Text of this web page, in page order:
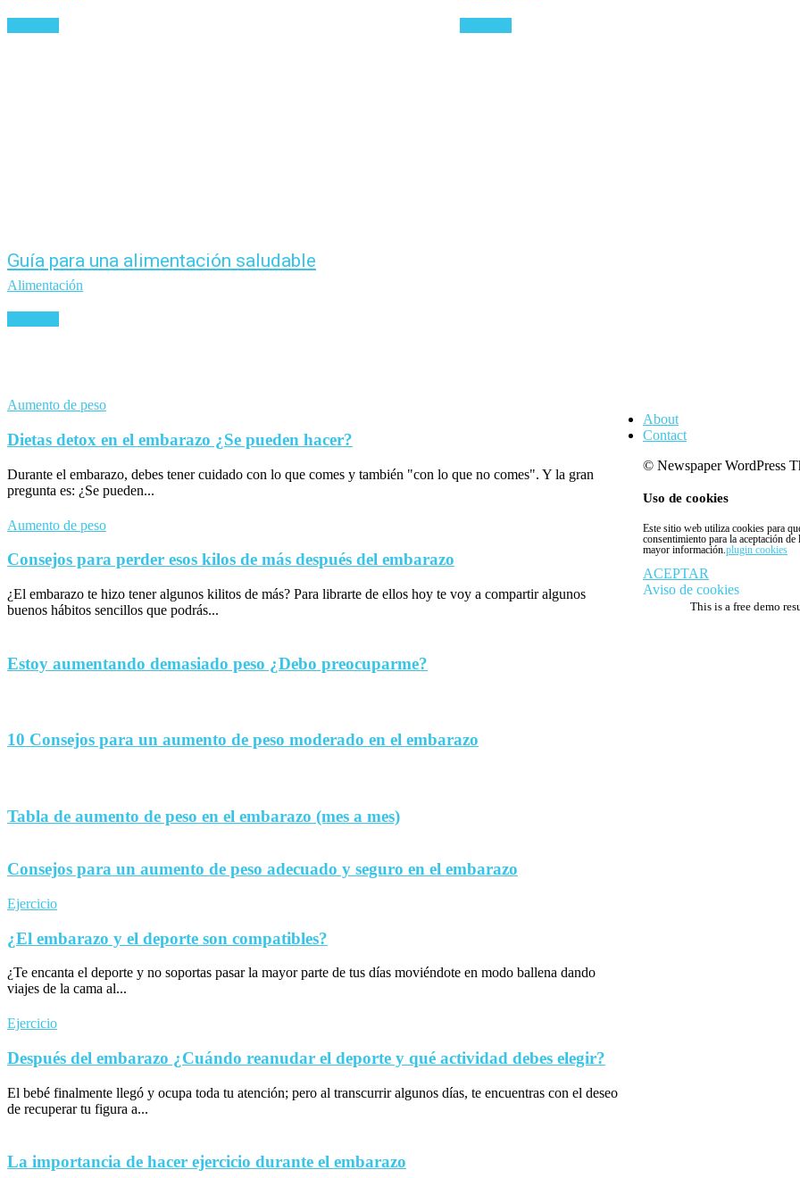
Guía para una alimentación saludable
Alimentación
Aumento de peso
Dietas detox en el embarazo ¿Se pueden hacer?
Durante el embarazo, debes tener cuidado con lo que comes y también "con lo que no comes". Y la gran
pregunta es: ¿Se pueden...
Aumento de peso
Consejos para perder esos kilos de más después del embarazo
¿El embarazo te hizo tener algunos kilitos de más? Para librarte de ellos hoy te voy a compartir algunos
buenos hábitos sencillos que podrás...
Estoy aumentando demasiado peso ¿Debo preocuparme?
10 Consejos para un aumento de peso moderado en el embarazo
Tabla de aumento de peso en el embarazo (mes a mes)
Consejos para un aumento de peso adecuado y seguro en el embarazo
Ejercicio
¿El embarazo y el deporte son compatibles?
¿Te encanta el deporte y no soportas pasar la mayor parte de tus días moviéndote en modo ballena dando
viajes de la cama al...
Ejercicio
Después del embarazo ¿Cuándo reanudar el deporte y qué actividad debes elegir?
El bebé finalmente llegó y ocupa toda tu atención; pero al transcurrir algunos días, te encuentras con el deseo
de recuperar tu figura a...
La importancia de hacer ejercicio durante el embarazo
About
Contact
© Newspaper WordPress
Uso de cookies
Este sitio web utiliza cookies para
consentimiento para la aceptación
mayor información.plugin cookies
ACEPTAR
Aviso de cookies
This is a free demo